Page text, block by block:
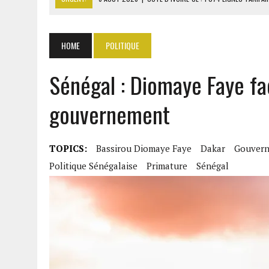
6 AOÛT 2026 | MONDIAL 2030 : INFANTINO ACCUSÉ D’AVOIR PROMIS
6 AOÛT 2026
SÉNÉGAL : ABDOU KHADIR SOW QUITTE LE PRP POUR
HOME POLITIQUE
Sénégal : Diomaye Faye
gouvernement
TOPICS: Bassirou Diomaye Faye Dakar
Politique Sénégalaise
Primature Sénégal